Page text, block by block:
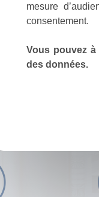
mesure
consentement.
Vous pouvez
des données.